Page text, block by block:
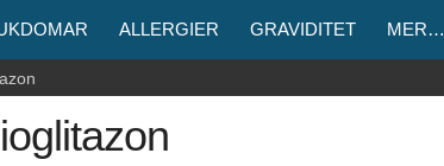
ALLERGIER GRAVIDITET MER…